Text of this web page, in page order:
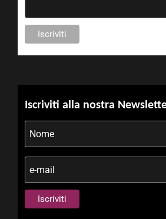
Iscriviti alla nostra